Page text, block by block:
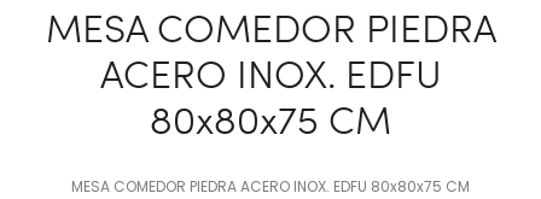
MESA COMEDOR PIEDRA
ACERO INOX. EDFU
80x80x75 CM
MESA COMEDOR PIEDRA ACERO INOX. EDFU 80x80x75 CM